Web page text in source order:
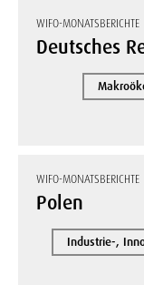
WIFO-MONATSBERICHTE
Deutsches
WIFO-MONATSBERICHTE
Polen
Industrie-,